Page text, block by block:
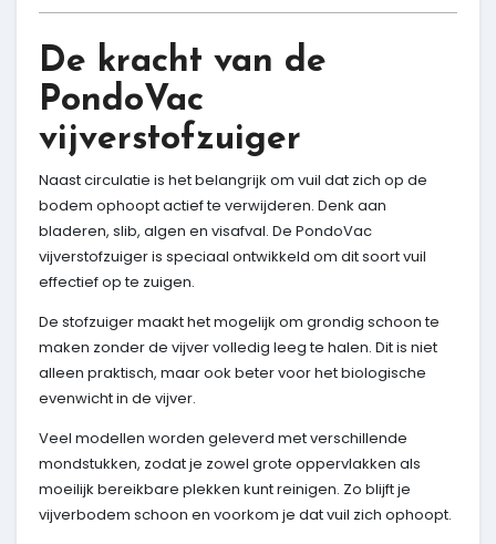
De kracht van de
PondoVac
vijverstofzuiger
Naast circulatie is het belangrijk om vuil dat zich op de
bodem ophoopt actief te verwijderen. Denk aan
bladeren, slib, algen en visafval. De PondoVac
vijverstofzuiger is speciaal ontwikkeld om dit soort vuil
effectief op te zuigen.
De stofzuiger maakt het mogelijk om grondig schoon te
maken zonder de vijver volledig leeg te halen. Dit is niet
alleen praktisch, maar ook beter voor het biologische
evenwicht in de vijver.
Veel modellen worden geleverd met verschillende
mondstukken, zodat je zowel grote oppervlakken als
moeilijk bereikbare plekken kunt reinigen. Zo blijft je
vijverbodem schoon en voorkom je dat vuil zich ophoopt.